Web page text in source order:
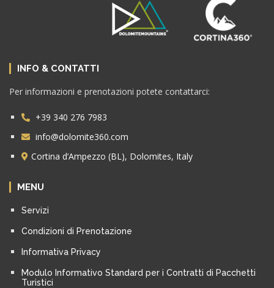
INFO & CONTATTI
Per informazioni e prenotazioni potete contattarci:
+39 340 276 7983
info@dolomite360.com
Cortina d’Ampezzo (BL), Dolomites, Italy
MENU
Servizi
Condizioni di Prenotazione
Informativa Privacy
Modulo Informativo Standard per i Contratti di Pacchetti
Turistici